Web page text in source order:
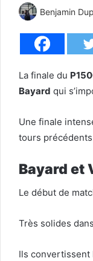
Benjamin
La finale du
Bayard qui
Une finale
tours
Bayard et
Le début de
Très solides
Ils convertissent